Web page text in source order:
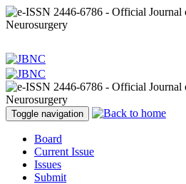
Toggle navigation
Board
Current Issue
Issues
Submit